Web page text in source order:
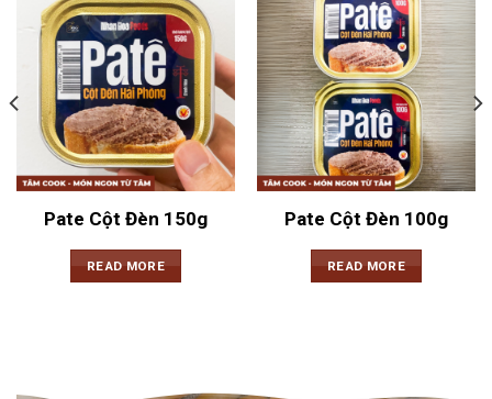
Pate Cột Đèn 150g
READ MORE
Pate Cột Đèn 100g
READ MORE